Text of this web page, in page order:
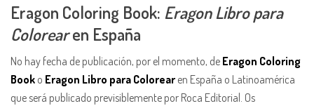
Eragon Coloring Book: Eragon Libro para
Colorearen España
No hay fecha de publicación, por el momento, de Eragon Coloring
Book o Eragon Libro para Colorear en España o Latinoamérica
que será publicado previsiblemente por Roca Editorial. Os